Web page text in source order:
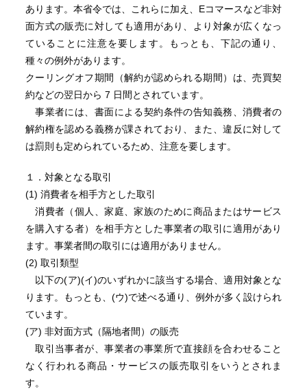
あります。本省令では、これらに加え、Eコマースなど非対
面方式の販売に対しても適用があり、より対象が広くなっ
ていることに注意を要します。もっとも、下記の通り、
種々の例外があります。
クーリングオフ期間（解約が認められる期間）は、売買契
約などの翌日から 7 日間とされています。
事業者には、書面による契約条件の告知義務、消費者の
解約権を認める義務が課されており、また、違反に対して
は罰則も定められているため、注意を要します。
１．対象となる取引
(1) 消費者を相手方とした取引
消費者（個人、家庭、家族のために商品またはサービス
を購入する者）を相手方とした事業者の取引に適用があり
ます。事業者間の取引には適用がありません。
(2) 取引類型
以下の(ア)(イ)のいずれかに該当する場合、適用対象とな
ります。もっとも、(ウ)で述べる通り、例外が多く設けられ
ています。
(ア) 非対面方式（隔地者間）の販売
取引当事者が、事業者の事業所で直接顔を合わせること
なく行われる商品・サービスの販売取引をいうとされま
す。